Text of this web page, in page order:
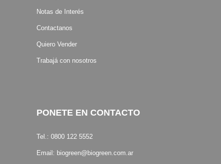
Notas de Interés
Contactanos
Quiero Vender
Trabajá con nosotros
PONETE EN CONTACTO
Tel.: 0800 122 5552
Email: biogreen@biogreen.com.ar